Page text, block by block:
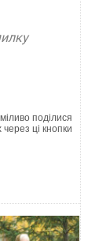
поділися
ці кнопки